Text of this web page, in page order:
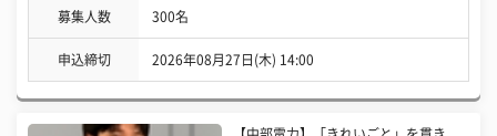
募集人数 300名
申込締切 2026年08月27日(木) 14:00